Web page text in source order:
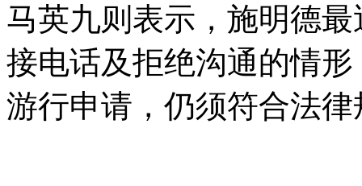
马英九则表示，施明德
接电话及拒绝沟通的情
游行申请，仍须符合法律